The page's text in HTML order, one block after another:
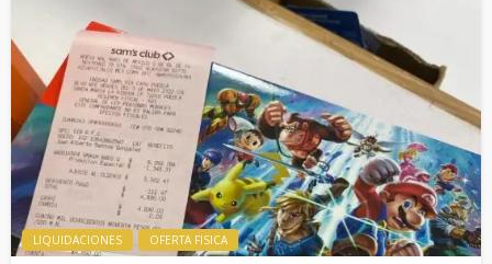
LIQUIDACIONES OFERTA FISICA